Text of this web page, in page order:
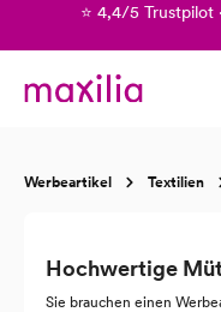
⭐ 4,4/5 Trustpilot
Werbeartikel Textilien
Hochwertige
Sie brauchen einen